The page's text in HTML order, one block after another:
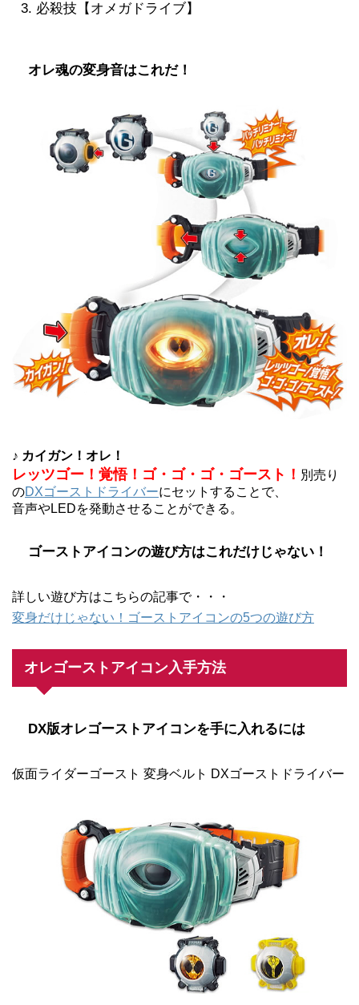
必殺技【オメガドライブ】
オレ魂の変身音はこれだ！
♪ カイガン！オレ！
レッツゴー！覚悟！ゴ・ゴ・ゴ・ゴースト！ 別売り
のDXゴーストドライバーにセットすることで、
音声やLEDを発動させることができる。
ゴーストアイコンの遊び方はこれだけじゃない！
詳しい遊び方はこちらの記事で・・・
変身だけじゃない！ゴーストアイコンの5つの遊び方
オレゴーストアイコン入手方法
DX版オレゴーストアイコンを手に入れるには
仮面ライダーゴースト 変身ベルト DXゴーストドライバー